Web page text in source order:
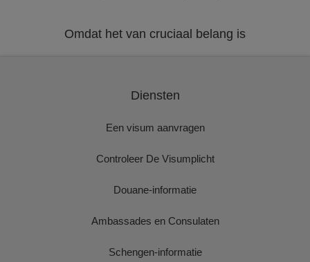
Omdat het van cruciaal belang is
Diensten
Een visum aanvragen
Controleer De Visumplicht
Douane-informatie
Ambassades en Consulaten
Schengen-informatie